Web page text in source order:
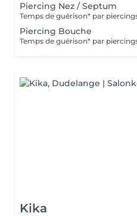
Piercing Nez / Septum
Piercing Bouche
Kika